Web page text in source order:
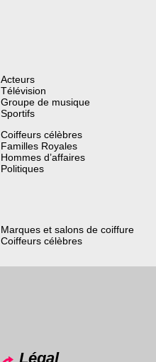
Acteurs
Télévision
Groupe de musique
Sportifs
Coiffeurs célèbres
Familles Royales
Hommes d’affaires
Politiques
Marques et salons de coiffure
Coiffeurs célèbres
Légal